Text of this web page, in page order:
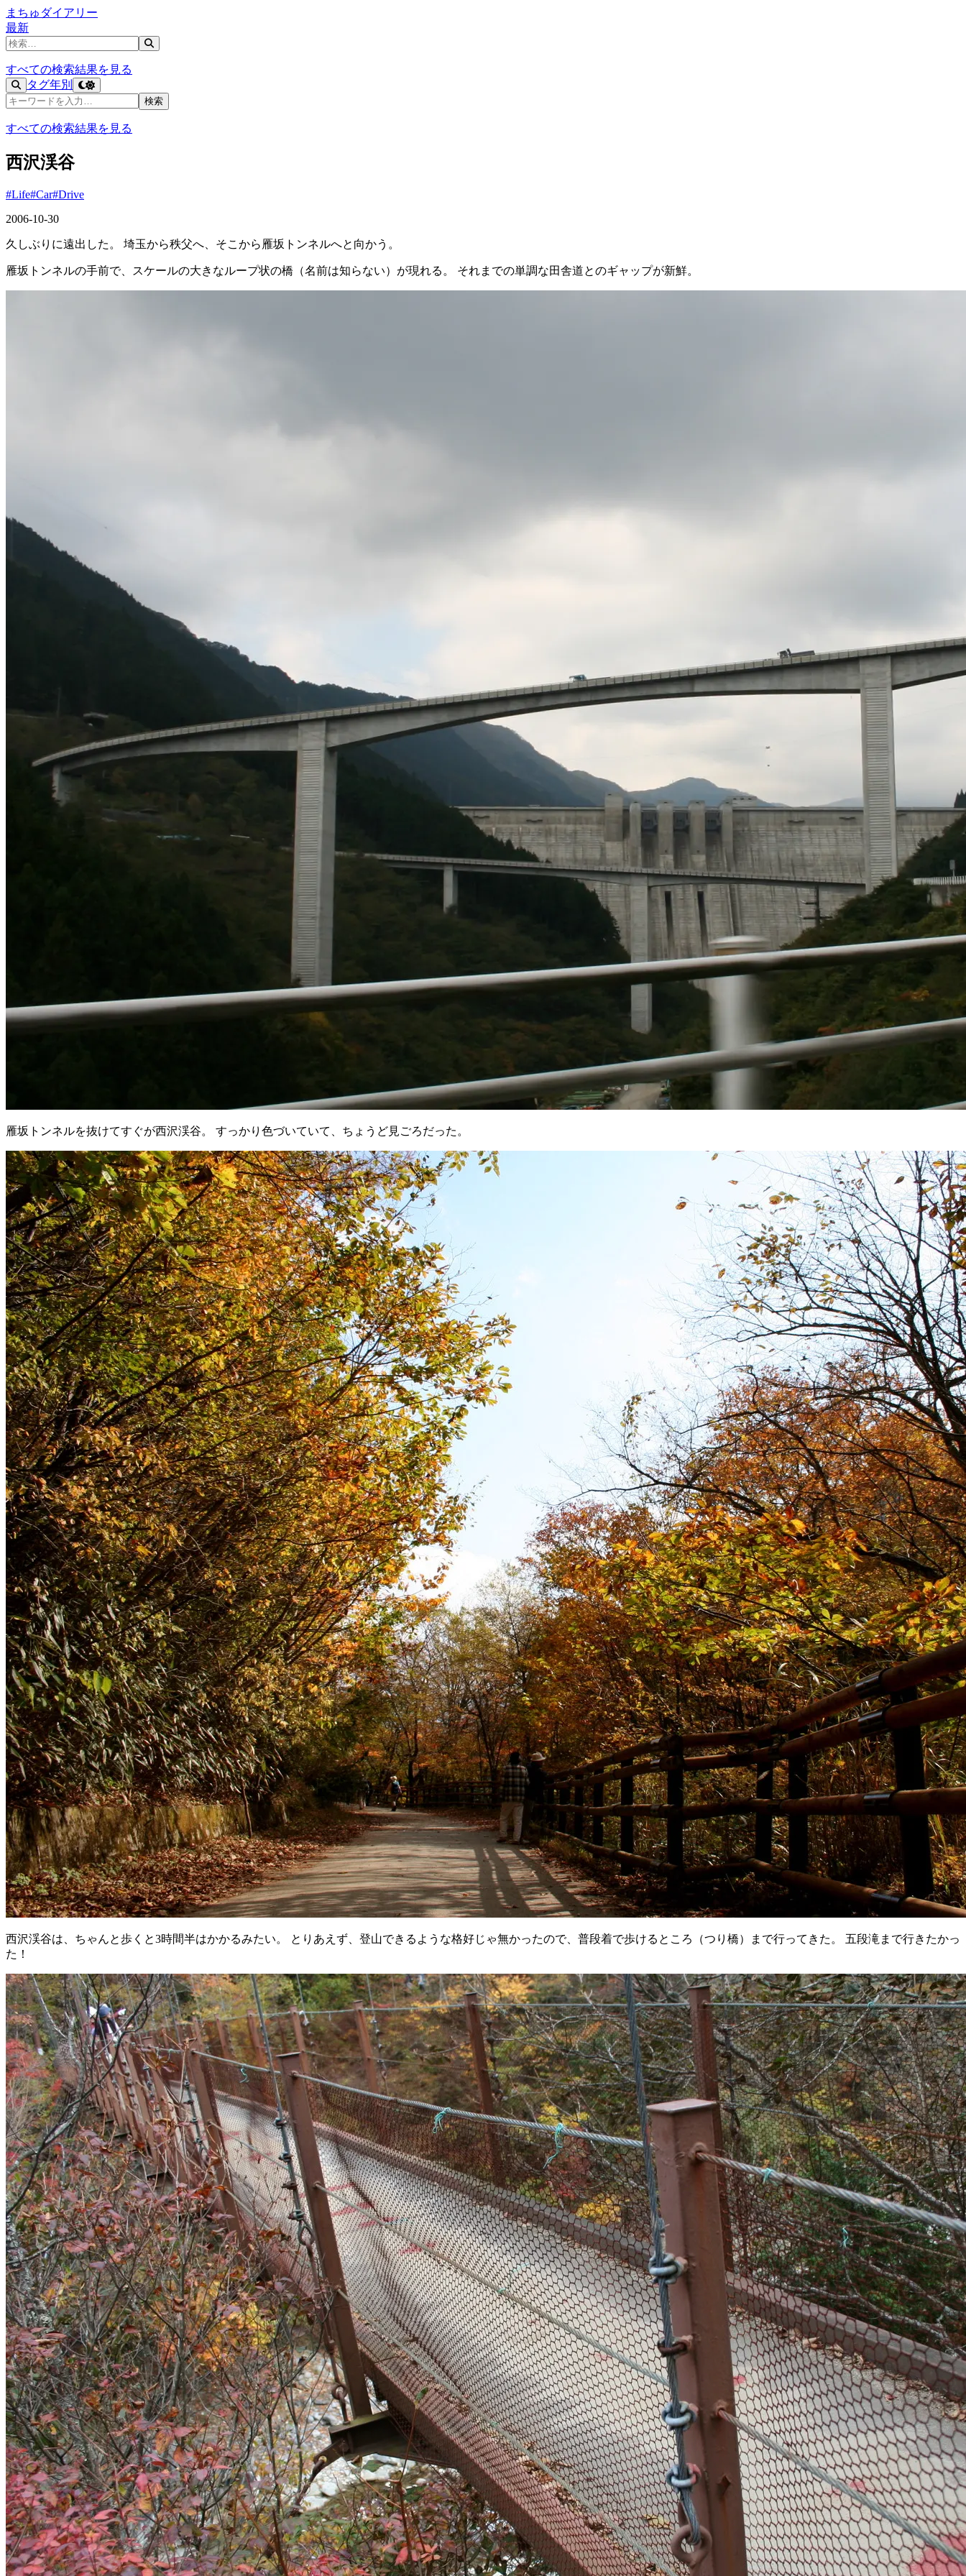
まちゅダイアリー
最新
記事を検索
すべての検索結果を見る
タグ年別
記事を検索
検索
すべての検索結果を見る
西沢渓谷
#Life#Car#Drive
2006-10-30
久しぶりに遠出した。 埼玉から秩父へ、そこから雁坂トンネルへと向かう。
雁坂トンネルの手前で、スケールの大きなループ状の橋（名前は知らない）が現れる。 それまでの単調な田舎道とのギャップが新鮮。
雁坂トンネルを抜けてすぐが西沢渓谷。 すっかり色づいていて、ちょうど見ごろだった。
西沢渓谷は、ちゃんと歩くと3時間半はかかるみたい。 とりあえず、登山できるような格好じゃ無かったので、普段着で歩けるところ（つり橋）まで行ってきた。 五段滝まで行きたかっ
た！